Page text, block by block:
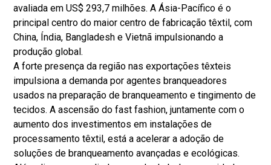
avaliada em US$ 293,7 milhões. A Ásia-Pacífico é o
principal centro do maior centro de fabricação têxtil, com
China, Índia, Bangladesh e Vietnã impulsionando a
produção global.
A forte presença da região nas exportações têxteis
impulsiona a demanda por agentes branqueadores
usados ​​na preparação de branqueamento e tingimento de
tecidos. A ascensão do fast fashion, juntamente com o
aumento dos investimentos em instalações de
processamento têxtil, está a acelerar a adoção de
soluções de branqueamento avançadas e ecológicas.